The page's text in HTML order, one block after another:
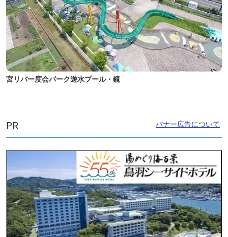
宮リバー度会パーク遊水プール・鏡
PR バナー広告について